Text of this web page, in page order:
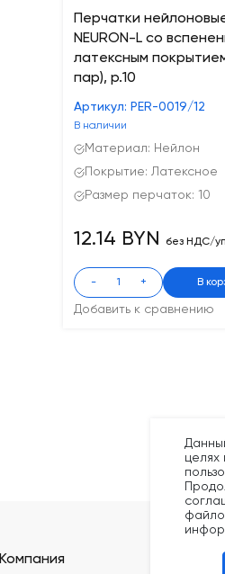
Перчатки
NEURON-L со
латексным
пар), р.10
Артикул: PER-0019/12
В наличии
Материал: Нейлон
Покрытие: Латексное
Размер перчаток: 10
Добавить к сравнению
12.14 BYN без НДС/
- + В
Компания
целях